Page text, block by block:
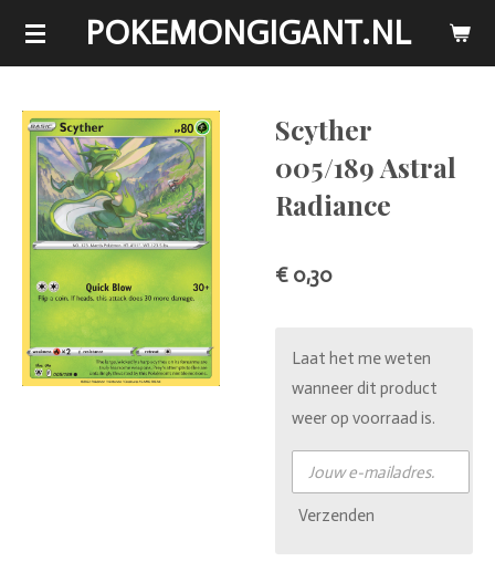
Ga
de
hoofdinhoud
POKEMONGIGANT.NL
Scyther
005/189 Astral
Radiance
€ 0,30
Laat het me weten
wanneer dit product
weer op voorraad is.
Verzenden